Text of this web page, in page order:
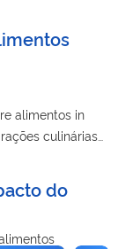
alimentos in
culinárias
do